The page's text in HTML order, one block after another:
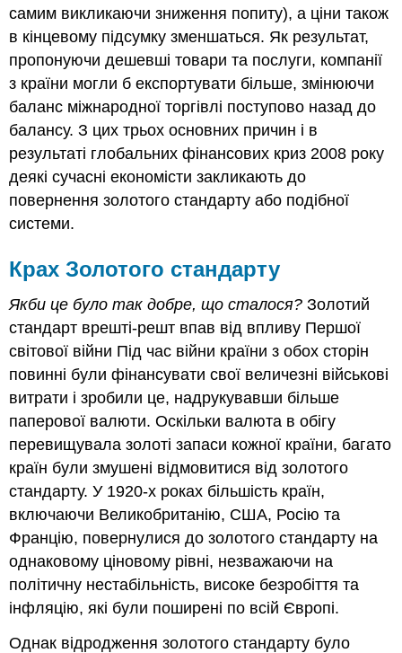
самим викликаючи зниження попиту), а ціни також
в кінцевому підсумку зменшаться. Як результат,
пропонуючи дешевші товари та послуги, компанії
з країни могли б експортувати більше, змінюючи
баланс міжнародної торгівлі поступово назад до
балансу. З цих трьох основних причин і в
результаті глобальних фінансових криз 2008 року
деякі сучасні економісти закликають до
повернення золотого стандарту або подібної
системи.
Крах Золотого стандарту
Якби це було так добре, що сталося?Золотий
стандарт врешті-решт впав від впливу Першої
світової війни Під час війни країни з обох сторін
повинні були фінансувати свої величезні військові
витрати і зробили це, надрукувавши більше
паперової валюти. Оскільки валюта в обігу
перевищувала золоті запаси кожної країни, багато
країн були змушені відмовитися від золотого
стандарту. У 1920-х роках більшість країн,
включаючи Великобританію, США, Росію та
Францію, повернулися до золотого стандарту на
однаковому ціновому рівні, незважаючи на
політичну нестабільність, високе безробіття та
інфляцію, які були поширені по всій Європі.
Однак відродження золотого стандарту було